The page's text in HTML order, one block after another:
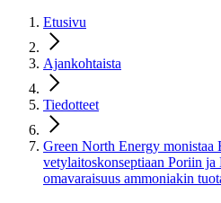
Etusivu
Ajankohtaista
Tiedotteet
Green North Energy monistaa
vetylaitoskonseptiaan Poriin ja
omavaraisuus ammoniakin